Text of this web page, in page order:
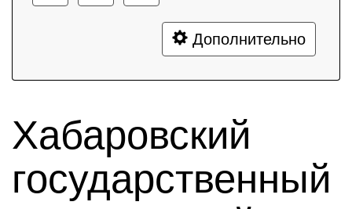
Дополнительно
Хабаровский
государственный